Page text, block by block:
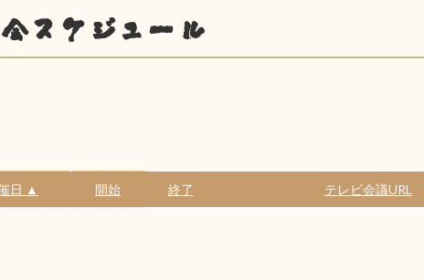
スケジュール
日 ▲ 開始 終了 テレビ会議URL